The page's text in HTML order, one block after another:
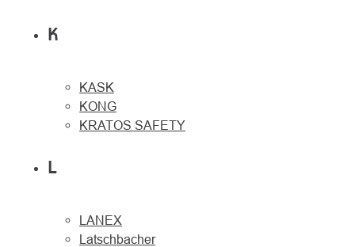
K
KASK
KONG
KRATOS SAFETY
L
LANEX
Latschbacher